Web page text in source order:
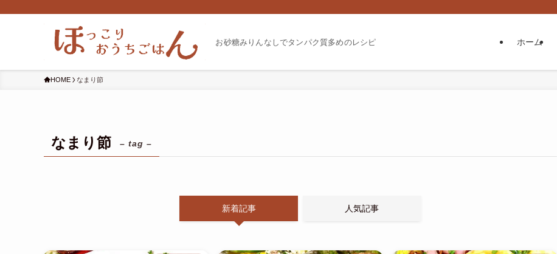
お砂糖みりんなしでタンパク質多めのレシピ ホーム
HOME なまり節
なまり節 – tag –
新着記事 人気記事